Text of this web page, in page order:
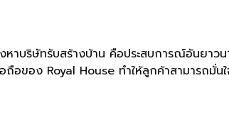
บริษัทรับสร้างบ้าน คือประสบการณ์อันยาว
ของ Royal House ทำให้ลูกค้าสามารถมั่น